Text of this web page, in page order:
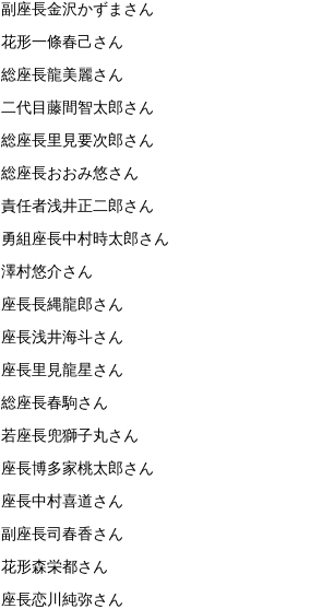
副座長金沢かずま さん
花形一條春己さん
総座長龍美麗さん
二代目藤間智太郎さん
総座長里見要次郎さん
総座長おおみ悠さん
責任者浅井正二郎さん
勇組座長中村時太郎さん
澤村悠介さん
座長長縄龍郎さん
座長浅井海斗さん
座長里見龍星さん
総座長春駒さん
若座長兜獅子丸さん
座長博多家桃太郎さん
座長中村喜道さん
副座長司春香さん
花形森栄都さん
座長恋川純弥さん